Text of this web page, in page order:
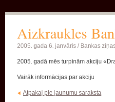
Aizkraukles
2005. gada 6. janvāris / Bankas
2005. gadā mēs turpinām akciju
Vairāk informācijas par akciju
Atpakaļ pie jaunumu saraksta